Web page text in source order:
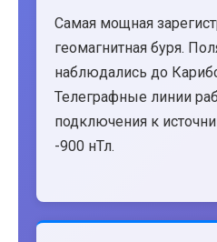
Самая мощная
геомагнитная буря.
наблюдались до
Телеграфные линии
подключения к
-900 нТл.